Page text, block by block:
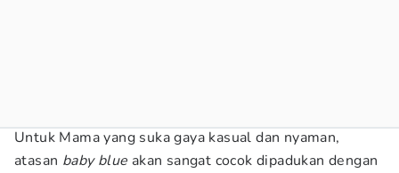
Untuk Mama yang suka gaya kasual dan nyaman,
atasan baby blue akan sangat cocok dipadukan dengan